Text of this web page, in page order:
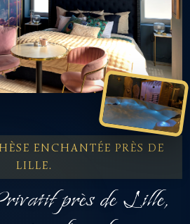
ENCHANTÉE PRÈS DE
LILLE.
près de Lille,